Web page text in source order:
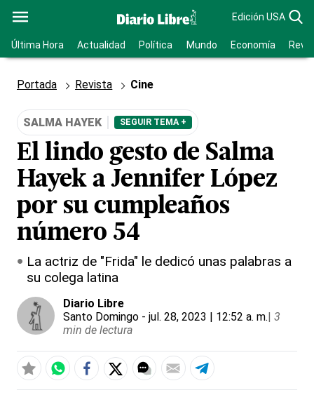
Edición USA
Última Hora Actualidad Política Mundo Economía
Portada Revista Cine
SALMA HAYEK SEGUIR TEMA +
El lindo gesto de Salma
Hayek a Jennifer López
por su cumpleaños
número 54
La actriz de "Frida" le dedicó unas palabras a
su colega latina
Diario Libre
Santo Domingo - jul. 28, 2023 | 12:52 a. m.| 3
min de lectura